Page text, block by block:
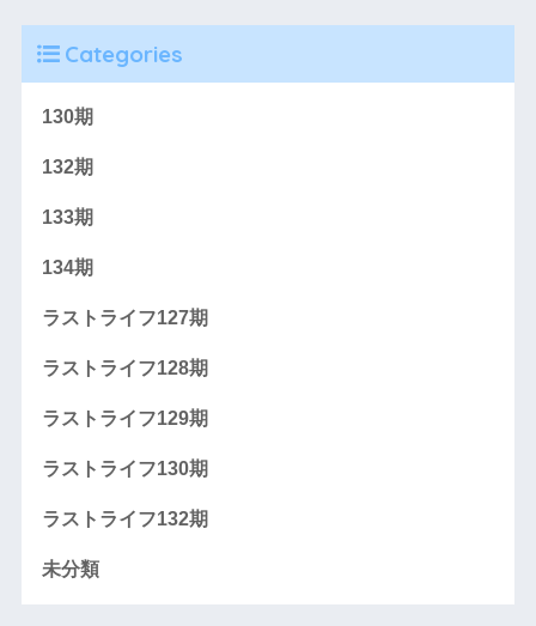
Categories
130期
132期
133期
134期
ラストライフ127期
ラストライフ128期
ラストライフ129期
ラストライフ130期
ラストライフ132期
未分類